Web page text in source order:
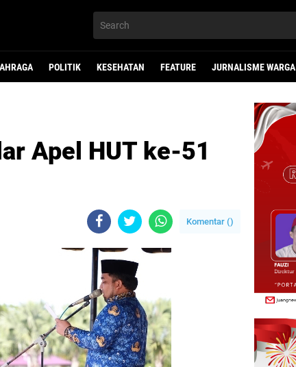
POLITIK KESEHATAN FEATURE JURNALISME WARGA
Apel HUT ke-51
Komentar ()